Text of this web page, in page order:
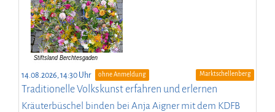
14.08.2026, 14:30 Uhr ohne Anmeldung Marktschellenberg
Traditionelle Volkskunst erfahren und erlernen
Kräuterbüschel binden bei Anja Aigner mit dem KDFB